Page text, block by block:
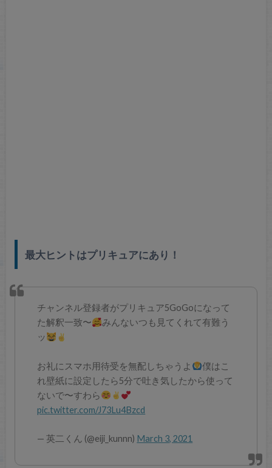
最大ヒントはプリキュアにあり！
チャンネル登録者がプリキュア5GoGoになって
た解釈一致〜
みんないつも見てくれて有難う
ッ
お礼にスマホ用待受を無配しちゃうよ
僕はこ
れ壁紙に設定したら5分で吐き気したから使って
ないで〜すわら
pic.twitter.com/J73Lu4Bzcd
— 英二くん (@eiji_kunnn) March 3, 2021